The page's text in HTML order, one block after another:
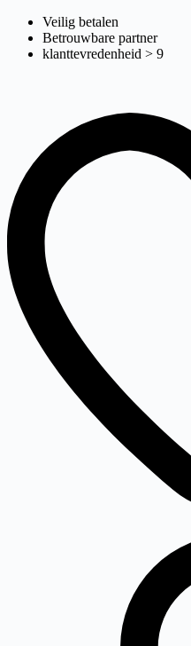
eloflex p
naar
Veilig betalen
Betrouwbare partner
klanttevredenheid > 9